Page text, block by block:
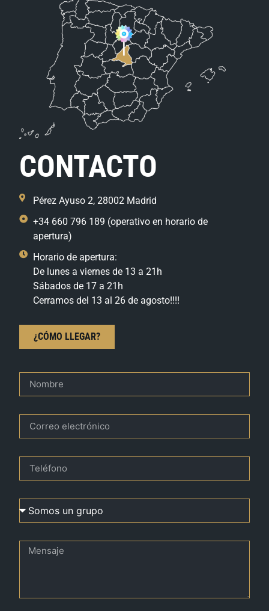
CONTACTO
Pérez Ayuso 2, 28002 Madrid
+34 660 796 189 (operativo en horario de
apertura)
Horario de apertura:
De lunes a viernes de 13 a 21h
Sábados de 17 a 21h
Cerramos del 13 al 26 de agosto!!!!
¿CÓMO LLEGAR?